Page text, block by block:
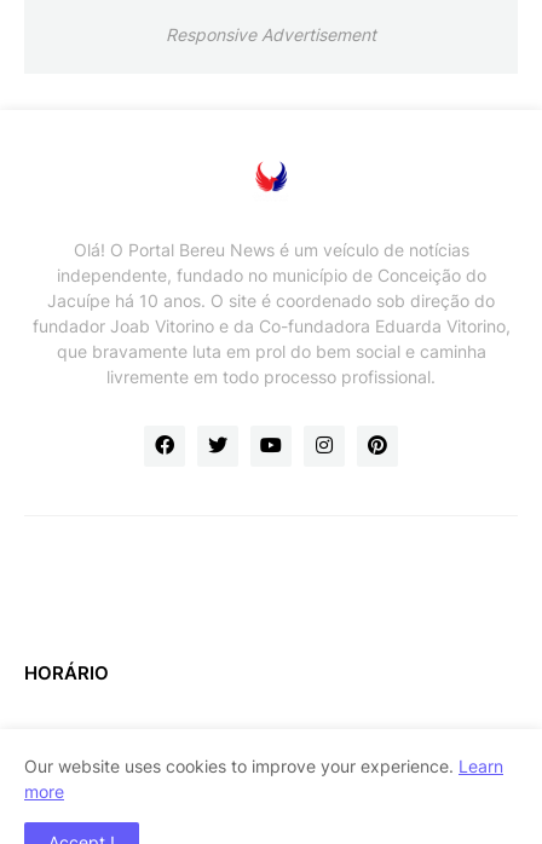
Responsive Advertisement
Olá! O Portal Bereu News é um veículo de notícias
independente, fundado no município de Conceição do
Jacuípe há 10 anos. O site é coordenado sob direção do
fundador Joab Vitorino e da Co-fundadora Eduarda Vitorino,
que bravamente luta em prol do bem social e caminha
livremente em todo processo profissional.
HORÁRIO
Our website uses cookies to improve your experience. Learn
more